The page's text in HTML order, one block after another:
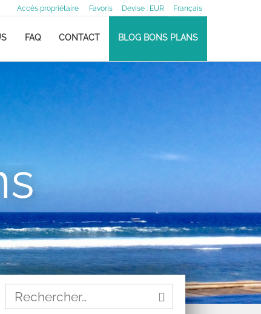
Français
Devise : EUR
Favoris
Accès propriétaire
FAQ CONTACT BLOG BONS PLANS